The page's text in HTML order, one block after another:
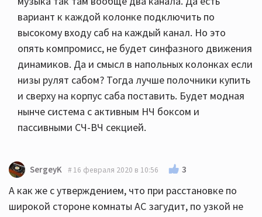
вариант к каждой колонке подключить по
высокому входу саб на каждый канал. Но это
опять компромисс, не будет синфазного движения
динамиков. Да и смысл в напольных колонках если
низы рулят сабом? Тогда лучше полочники купить
и сверху на корпус саба поставить. Будет модная
нынче система с активным НЧ боксом и
пассивными СЧ-ВЧ секцией.
SergeyK 16 февраля 2020 в 10:56 3
А как же с утверждением, что при расстановке по
широкой стороне комнаты АС загудит, по узкой не